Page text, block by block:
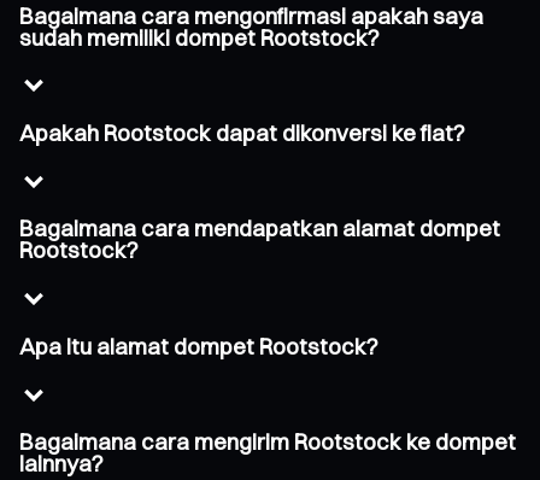
Bagaimana cara mengonfirmasi apakah saya
sudah memiliki dompet Rootstock?
Apakah Rootstock dapat dikonversi ke fiat?
Bagaimana cara mendapatkan alamat dompet
Rootstock?
Apa itu alamat dompet Rootstock?
Bagaimana cara mengirim Rootstock ke dompet
lainnya?